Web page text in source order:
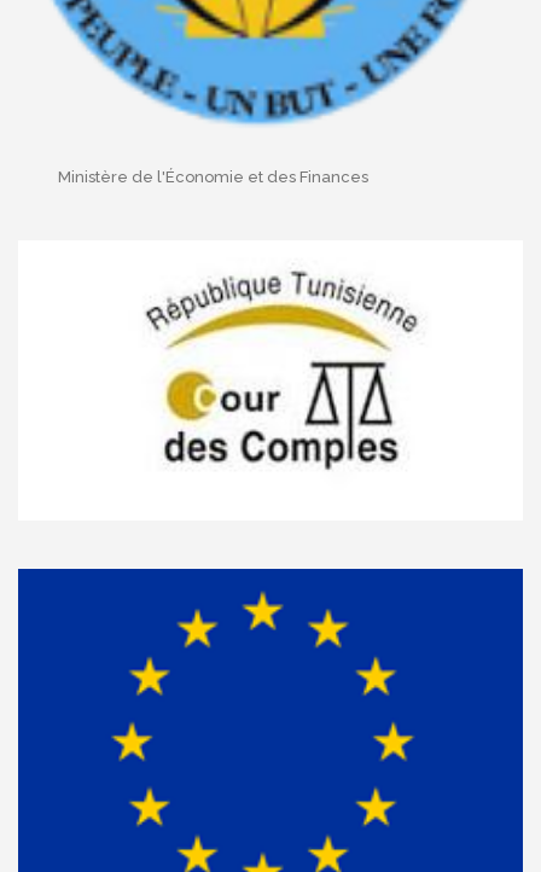
Ministère de l'Économie et des Finances